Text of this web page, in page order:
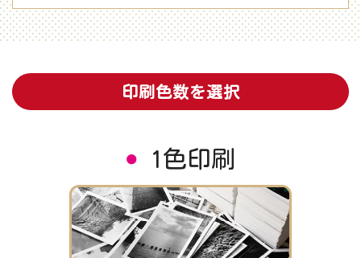
印刷色数を選択
1色印刷